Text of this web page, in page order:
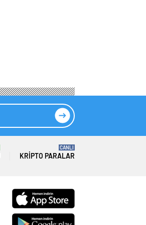
KRIPTO PARALAR
CANLI